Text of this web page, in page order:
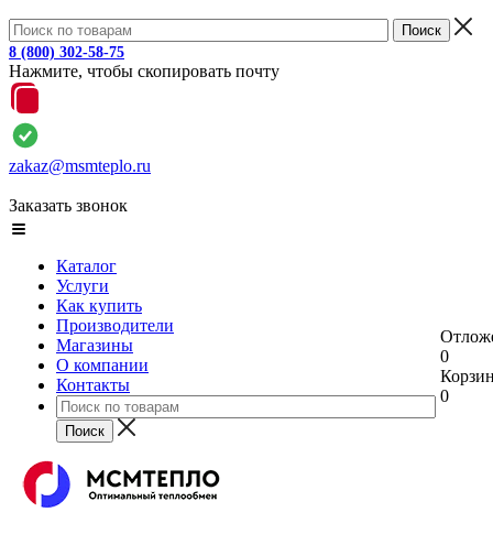
8 (800) 302-58-75
Нажмите, чтобы скопировать почту
zakaz@msmteplo.ru
Заказать звонок
Каталог
Услуги
Как купить
Производители
Магазины
О компании
Контакты
0
0